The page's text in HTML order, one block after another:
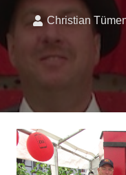
Christian